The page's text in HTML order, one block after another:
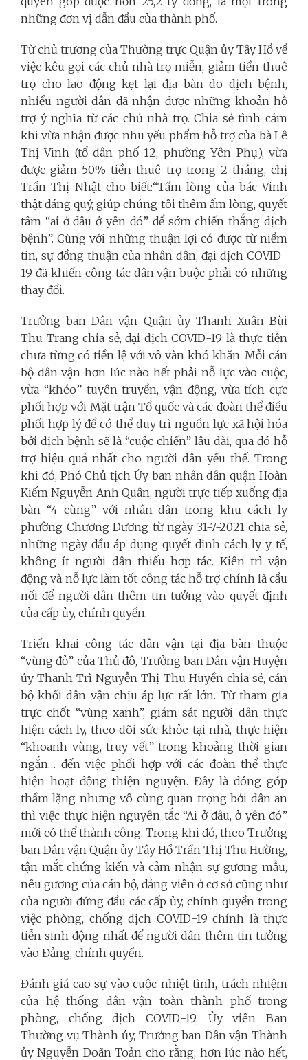
những đơn vị dẫn đầu của thành phố.
Từ chủ trương của Thường trực Quận ủy Tây Hồ về
việc kêu gọi các chủ nhà trọ miễn, giảm tiền thuê
trọ cho lao động kẹt lại địa bàn do dịch bệnh,
nhiều người dân đã nhận được những khoản hỗ
trợ ý nghĩa từ các chủ nhà trọ. Chia sẻ tình cảm
khi vừa nhận được nhu yếu phẩm hỗ trợ của bà Lê
Thị Vinh (tổ dân phố 12, phường Yên Phụ), vừa
được giảm 50% tiền thuê trọ trong 2 tháng, chị
Trần Thị Nhật cho biết:“Tấm lòng của bác Vinh
thật đáng quý, giúp chúng tôi thêm ấm lòng, quyết
tâm “ai ở đâu ở yên đó” để sớm chiến thắng dịch
bệnh”. Cùng với những thuận lợi có được từ niềm
tin, sự đồng thuận của nhân dân, đại dịch COVID-
19 đã khiến công tác dân vận buộc phải có những
thay đổi.
Trưởng ban Dân vận Quận ủy Thanh Xuân Bùi
Thu Trang chia sẻ, đại dịch COVID-19 là thực tiễn
chưa từng có tiền lệ với vô vàn khó khăn. Mỗi cán
bộ dân vận hơn lúc nào hết phải nỗ lực vào cuộc,
vừa “khéo” tuyên truyền, vận động, vừa tích cực
phối hợp với Mặt trận Tổ quốc và các đoàn thể điều
phối hợp lý để có thể duy trì nguồn lực xã hội hóa
bởi dịch bệnh sẽ là “cuộc chiến” lâu dài, qua đó hỗ
trợ hiệu quả nhất cho người dân yếu thế. Trong
khi đó, Phó Chủ tịch Ủy ban nhân dân quận Hoàn
Kiếm Nguyễn Anh Quân, người trực tiếp xuống địa
bàn “4 cùng” với nhân dân trong khu cách ly
phường Chương Dương từ ngày 31-7-2021 chia sẻ,
những ngày đầu áp dụng quyết định cách ly y tế,
không ít người dân thiếu hợp tác. Kiên trì vận
động và nỗ lực làm tốt công tác hỗ trợ chính là cầu
nối để người dân thêm tin tưởng vào quyết định
của cấp ủy, chính quyền.
Triển khai công tác dân vận tại địa bàn thuộc
“vùng đỏ” của Thủ đô, Trưởng ban Dân vận Huyện
ủy Thanh Trì Nguyễn Thị Thu Huyền chia sẻ, cán
bộ khối dân vận chịu áp lực rất lớn. Từ tham gia
trực chốt “vùng xanh”, giám sát người dân thực
hiện cách ly, theo dõi sức khỏe tại nhà, thực hiện
“khoanh vùng, truy vết” trong khoảng thời gian
ngắn… đến việc phối hợp với các đoàn thể thực
hiện hoạt động thiện nguyện. Đây là đóng góp
thầm lặng nhưng vô cùng quan trọng bởi dân an
thì việc thực hiện nguyên tắc “Ai ở đâu, ở yên đó”
mới có thể thành công. Trong khi đó, theo Trưởng
ban Dân vận Quận ủy Tây Hồ Trần Thị Thu Hường,
tận mắt chứng kiến và cảm nhận sự gương mẫu,
nêu gương của cán bộ, đảng viên ở cơ sở cũng như
của người đứng đầu các cấp ủy, chính quyền trong
việc phòng, chống dịch COVID-19 chính là thực
tiễn sinh động nhất để người dân thêm tin tưởng
vào Đảng, chính quyền.
Đánh giá cao sự vào cuộc nhiệt tình, trách nhiệm
của hệ thống dân vận toàn thành phố trong
phòng, chống dịch COVID-19, Ủy viên Ban
Thường vụ Thành ủy, Trưởng ban Dân vận Thành
ủy Nguyễn Doãn Toản cho rằng, hơn lúc nào hết,